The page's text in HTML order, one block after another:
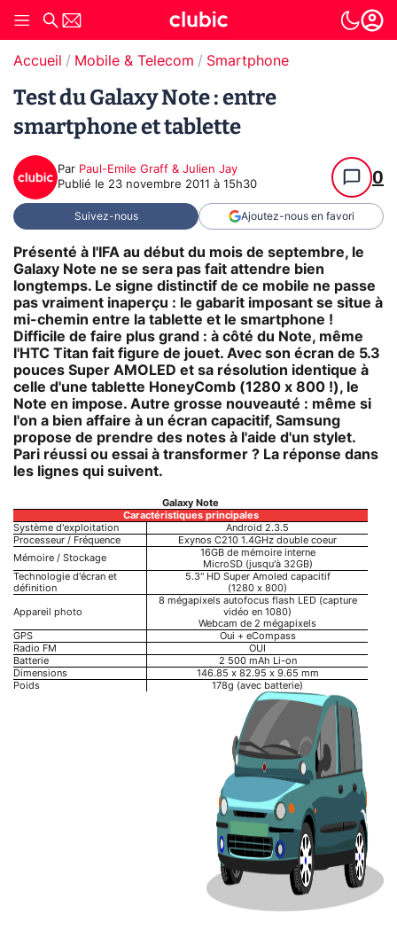
Accueil Mobile & Telecom Smartphone
Test du Galaxy Note : entre
smartphone et tablette
Par Paul-Emile Graff & Julien Jay
Publié le 23 novembre 2011 à 15h30 0
Suivez-nous Ajoutez-nous en favori
Présenté à l'IFA au début du mois de septembre, le
Galaxy Note ne se sera pas fait attendre bien
longtemps. Le signe distinctif de ce mobile ne passe
pas vraiment inaperçu : le gabarit imposant se situe à
mi-chemin entre la tablette et le smartphone !
Difficile de faire plus grand : à côté du Note, même
l'HTC Titan fait figure de jouet. Avec son écran de 5.3
pouces Super AMOLED et sa résolution identique à
celle d'une tablette HoneyComb (1280 x 800 !), le
Note en impose. Autre grosse nouveauté : même si
l'on a bien affaire à un écran capacitif, Samsung
propose de prendre des notes à l'aide d'un stylet.
Pari réussi ou essai à transformer ? La réponse dans
les lignes qui suivent.
Galaxy Note
Caractéristiques principales
Système d'exploitation
Android 2.3.5
Processeur / Fréquence
Exynos C210 1.4GHz double coeur
Mémoire / Stockage
16GB de mémoire interne
MicroSD (jusqu'à 32GB)
Technologie d'écran et
définition
5.3'' HD Super Amoled capacitif
(1280 x 800)
Appareil photo
8 mégapixels autofocus flash LED (capture
vidéo en 1080)
Webcam de 2 mégapixels
GPS
Oui + eCompass
Radio FM
OUI
Batterie
2 500 mAh Li-on
Dimensions
146.85 x 82.95 x 9.65 mm
Poids
178g (avec batterie)